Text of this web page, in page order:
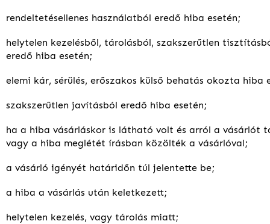
rendeltetésellenes használatból eredő hiba esetén;
helytelen kezelésből, tárolásból, szakszerűtlen
eredő hiba esetén;
elemi kár, sérülés, erőszakos külső behatás okozta hiba
szakszerűtlen javításból eredő hiba esetén;
ha a hiba vásárláskor is látható volt és arról a vásárlót
vagy a hiba meglétét írásban közölték a vásárlóval;
a vásárló igényét határidőn túl jelentette be;
a hiba a vásárlás után keletkezett;
helytelen kezelés, vagy tárolás miatt;